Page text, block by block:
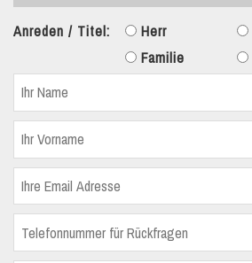
Anreden / Titel: Herr
Familie